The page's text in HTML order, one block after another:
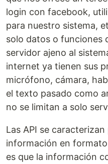
login con facebook,
para nuestro sistema,
solo datos o funciones
servidor ajeno al
internet ya tienen sus
micrófono, cámara,
el texto pasado como
no se limitan a solo
Las API se
información en
es que la información